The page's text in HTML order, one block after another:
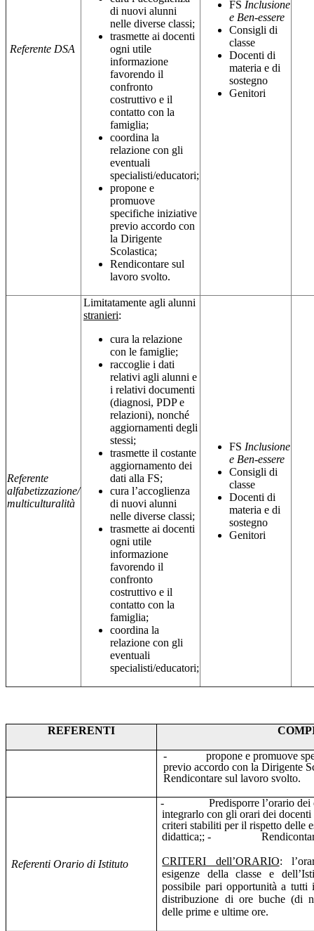
Referente DSA
di nuovi alunni
nelle diverse classi;
trasmette ai docenti
ogni utile
informazione
favorendo il
confronto
costruttivo e il
contatto con la
famiglia;
coordina la
relazione con gli
eventuali
specialisti/educatori;
propone e
promuove
specifiche iniziative
previo accordo con
la Dirigente
Scolastica;
Rendicontare sul
lavoro svolto.
FS Inclusione
e Ben-essere
Consigli di
classe
Docenti di
materia e di
sostegno
Genitori
Referente
alfabetizzazione/
multiculturalità
Limitatamente agli alunni
stranieri:
cura la relazione
con le famiglie;
raccoglie i dati
relativi agli alunni e
i relativi documenti
(diagnosi, PDP e
relazioni), nonché
aggiornamenti degli
stessi;
trasmette il costante
aggiornamento dei
dati alla FS;
cura l’accoglienza
di nuovi alunni
nelle diverse classi;
trasmette ai docenti
ogni utile
informazione
favorendo il
confronto
costruttivo e il
contatto con la
famiglia;
coordina la
relazione con gli
eventuali
specialisti/educatori;
FS Inclusione
e Ben-essere
Consigli di
classe
Docenti di
materia e di
sostegno
Genitori
REFERENTI
-
propone e promuove
previo accordo con la Dirigente
Rendicontare sul lavoro svolto.
Referenti Orario di Istituto
-
Predisporre l’orario
integrarlo con gli orari dei docenti
criteri stabiliti per il rispetto delle
didattica;; -
CRITERI dell’ORARIO:
esigenze della classe e
possibile pari opportunità a tutti
distribuzione di ore buche (di
delle prime e ultime ore.